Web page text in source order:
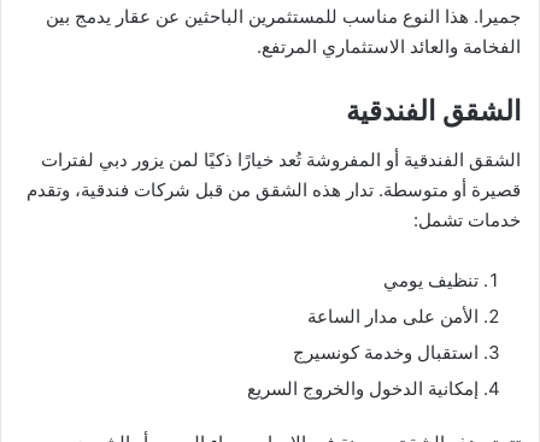
جميرا. هذا النوع مناسب للمستثمرين الباحثين عن عقار يدمج بين
الفخامة والعائد الاستثماري المرتفع.
الشقق الفندقية
الشقق الفندقية أو المفروشة تُعد خيارًا ذكيًا لمن يزور دبي لفترات
قصيرة أو متوسطة. تدار هذه الشقق من قبل شركات فندقية، وتقدم
خدمات تشمل:
تنظيف يومي
الأمن على مدار الساعة
استقبال وخدمة كونسيرج
إمكانية الدخول والخروج السريع